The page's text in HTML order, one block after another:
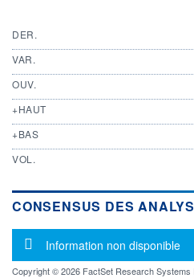
DER.
VAR.
OUV.
+HAUT
+BAS
VOL.
CONSENSUS DES
Message d'information
Information non disponible
Copyright © 2026 FactSet Research Systems